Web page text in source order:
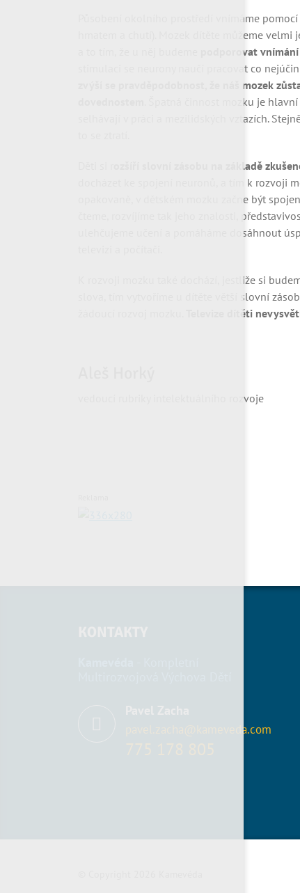
Působení okolního prostředí vnímáme
hmatem a chutí). Mozek dítěte můžeme
podporovat
stimulaci se neurony naučí pracovat co
zvýší se pravděpodobnost, že náš mozek
. Špatná činnost mozku je
selhávají v práci a mezilidských vztazích.
ozšíří slovní zásobu na základě
docházet ke spojení neuronů, a tím k rozvoji
opakovaně, v dětském mozku začne být
čteme, rozvíjíme tak jeho znalosti,
ulehčujeme učení a pomáháme dosáhnout
K rozvoji mozku také dochází, jestliže si
slova, tím vytvoříme u dítěte větší slovní
Televize dítěti
vedoucí rubriky intelektuálního rozvoje
pavel.zacha@kameveda.com